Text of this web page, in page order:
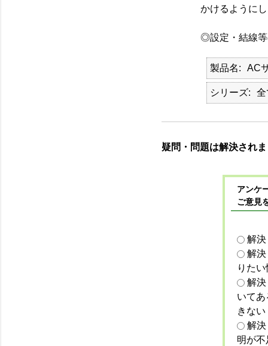
かけるように
◎設定・結線等
製品名 AC
シリーズ 全
疑問・問題は解決され
アンケ
ご意見
解
解
りた
解
いて
きない
解
明が